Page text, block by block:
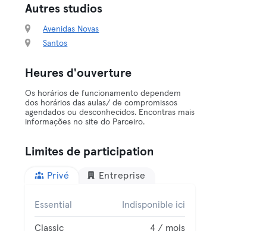
Autres studios
Avenidas Novas
Santos
Heures d'ouverture
Os horários de funcionamento dependem
dos horários das aulas/ de compromissos
agendados ou desconhecidos. Encontras mais
informações no site do Parceiro.
Limites de participation
Privé Entreprise
Essential Indisponible ici
Classic 4 / mois